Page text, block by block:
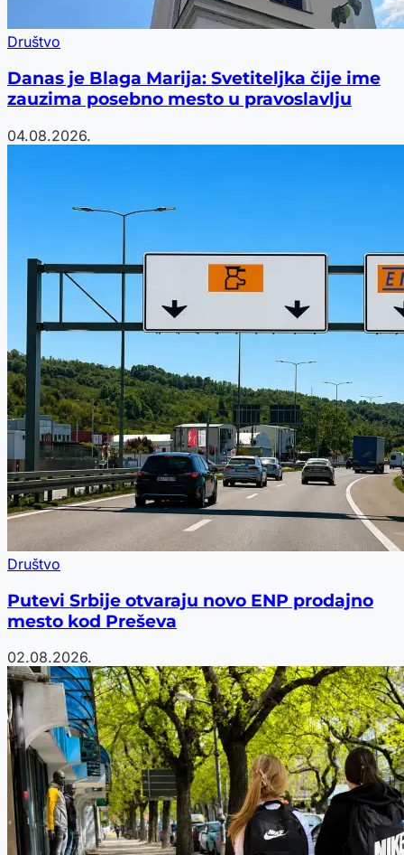
Društvo
Danas je Blaga Marija: Svetiteljka čije ime
zauzima posebno mesto u pravoslavlju
04.08.2026.
Društvo
Putevi Srbije otvaraju novo ENP prodajno
mesto kod Preševa
02.08.2026.